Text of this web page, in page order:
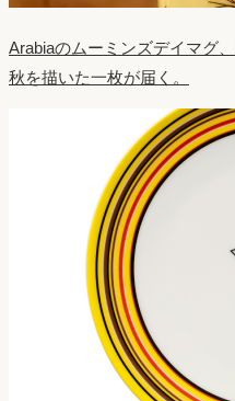
Arabiaのムーミンズデイマグ
秋を描いた一枚が届く。